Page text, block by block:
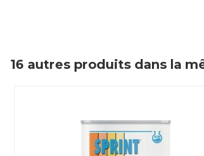
16 autres produits dans la